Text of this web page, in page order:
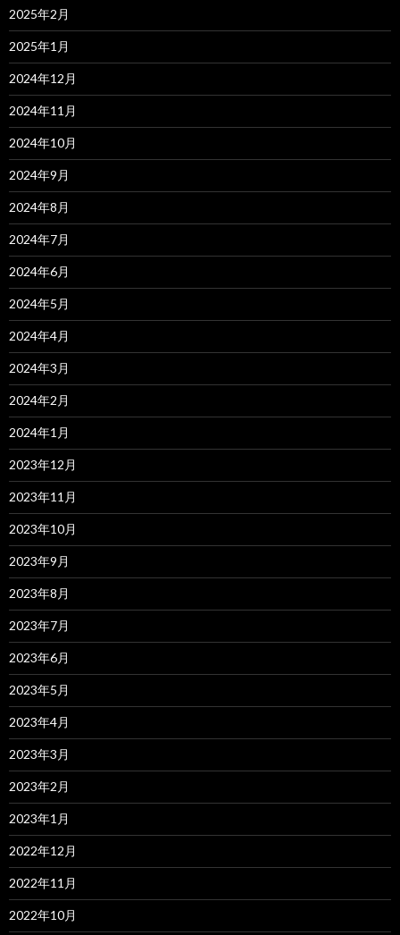
2025年2月
2025年1月
2024年12月
2024年11月
2024年10月
2024年9月
2024年8月
2024年7月
2024年6月
2024年5月
2024年4月
2024年3月
2024年2月
2024年1月
2023年12月
2023年11月
2023年10月
2023年9月
2023年8月
2023年7月
2023年6月
2023年5月
2023年4月
2023年3月
2023年2月
2023年1月
2022年12月
2022年11月
2022年10月